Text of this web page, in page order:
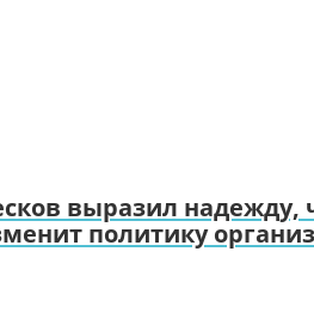
выразил надежду,
политику